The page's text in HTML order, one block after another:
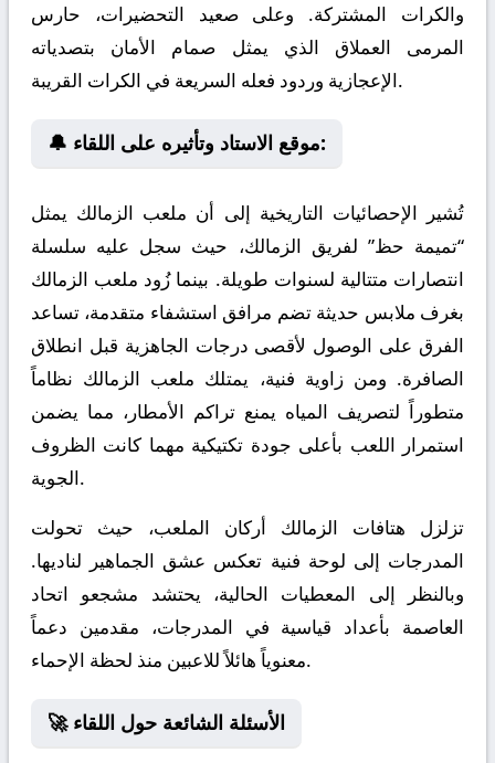
والكرات المشتركة. وعلى صعيد التحضيرات، حارس
المرمى العملاق الذي يمثل صمام الأمان بتصدياته
الإعجازية وردود فعله السريعة في الكرات القريبة.
🔔 موقع الاستاد وتأثيره على اللقاء:
تُشير الإحصائيات التاريخية إلى أن ملعب الزمالك يمثل
“تميمة حظ” لفريق الزمالك، حيث سجل عليه سلسلة
انتصارات متتالية لسنوات طويلة. بينما زُود ملعب الزمالك
بغرف ملابس حديثة تضم مرافق استشفاء متقدمة، تساعد
الفرق على الوصول لأقصى درجات الجاهزية قبل انطلاق
الصافرة. ومن زاوية فنية، يمتلك ملعب الزمالك نظاماً
متطوراً لتصريف المياه يمنع تراكم الأمطار، مما يضمن
استمرار اللعب بأعلى جودة تكتيكية مهما كانت الظروف
الجوية.
تزلزل هتافات الزمالك أركان الملعب، حيث تحولت
المدرجات إلى لوحة فنية تعكس عشق الجماهير لناديها.
وبالنظر إلى المعطيات الحالية، يحتشد مشجعو اتحاد
العاصمة بأعداد قياسية في المدرجات، مقدمين دعماً
معنوياً هائلاً للاعبين منذ لحظة الإحماء.
🚀 الأسئلة الشائعة حول اللقاء